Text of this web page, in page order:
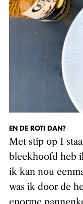
EN DE ROTI DAN?
Met stip op 1
bleekhoofd heb
ik kan nou
was ik door de